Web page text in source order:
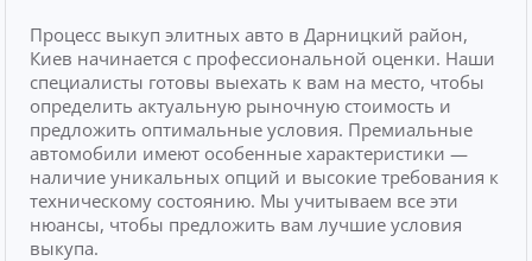
Процесс выкуп элитных авто в Дарницкий район,
Киев начинается с профессиональной оценки. Наши
специалисты готовы выехать к вам на место, чтобы
определить актуальную рыночную стоимость и
предложить оптимальные условия. Премиальные
автомобили имеют особенные характеристики —
наличие уникальных опций и высокие требования к
техническому состоянию. Мы учитываем все эти
нюансы, чтобы предложить вам лучшие условия
выкупа.